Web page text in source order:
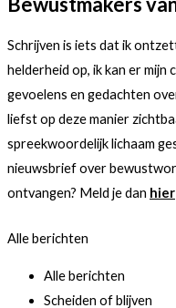
Schrijven is iets dat ik
helderheid op, ik kan er
gevoelens en gedachten
liefst op deze manier
spreekwoordelijk lichaam
nieuwsbrief over
ontvangen? Meld je dan hier
Alle berichten
Alle berichten
Scheiden of blijven